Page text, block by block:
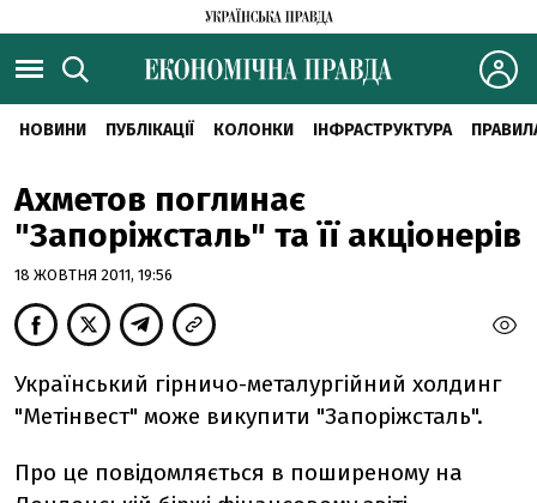
НОВИНИ ПУБЛІКАЦІЇ КОЛОНКИ ІНФРАСТРУКТУРА
Ахметов поглинає
"Запоріжсталь" та її акціонерів
18 ЖОВТНЯ 2011, 19:56
Український гірничо-металургійний холдинг
"Метінвест" може викупити "Запоріжсталь".
Про це повідомляється в поширеному на